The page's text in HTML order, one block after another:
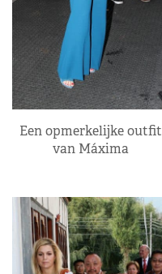
Een opmerkelijke outfit
van Máxima